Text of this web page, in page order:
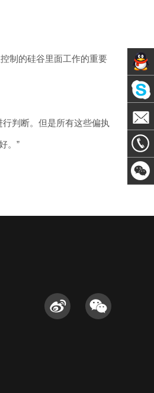
制的硅谷里面工作的重要
判断。但是所有这些偏执
。”
Skype
email